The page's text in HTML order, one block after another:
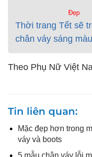
Đẹp
Thời trang Tết sẽ
chân váy sáng màu
Theo Phụ Nữ Việt
Tin liên quan
Mặc đẹp hơn trong
váy và boots
5 mẫu chân váy lỗi